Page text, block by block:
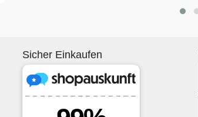
Sicher Einkaufen